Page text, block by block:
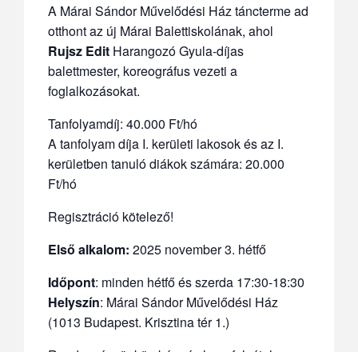
A Márai Sándor Művelődési Ház táncterme ad
otthont az új Márai Balettiskolának, ahol
Rujsz Edit Harangozó Gyula-díjas
balettmester, koreográfus vezeti a
foglalkozásokat.
Tanfolyamdíj: 40.000 Ft/hó
Atanfolyam díja I. kerületi lakosok és az I.
kerületben tanuló diákok számára: 20.000
Ft/hó
Regisztráció kötelező!
Első alkalom: 2025 november 3. hétfő
Időpont: minden hétfő és szerda 17:30-18:30
Helyszín: Márai Sándor Művelődési Ház
(1013 Budapest. Krisztina tér 1.)